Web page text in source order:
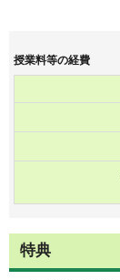
授業料等の経費
特典